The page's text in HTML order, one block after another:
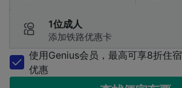
1位成人
添加铁路优惠卡
使用Genius会员，最高可享8折住宿
优惠